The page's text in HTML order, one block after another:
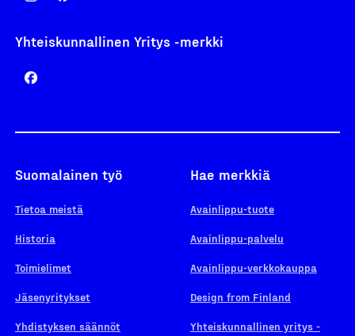
Yhteiskunnallinen Yritys -merkki
Suomalainen työ
Tietoa meistä
Historia
Toimielimet
Jäsenyritykset
Yhdistyksen säännöt
Hae merkkiä
Avainlippu-tuote
Avainlippu-palvelu
Avainlippu-verkkokauppa
Design from Finland
Yhteiskunnallinen yritys -